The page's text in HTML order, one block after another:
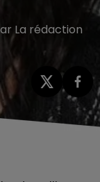
La rédaction